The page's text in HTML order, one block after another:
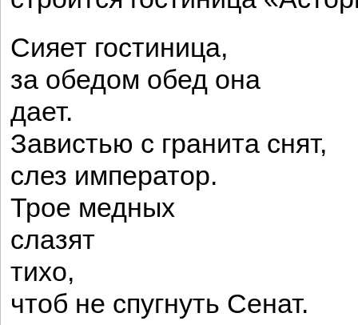
Сияет гостиница,
за обедом обед она
дает.
Завистью с гранита снят,
слез император.
Трое медных
слазят
тихо,
чтоб не спугнуть Сенат.